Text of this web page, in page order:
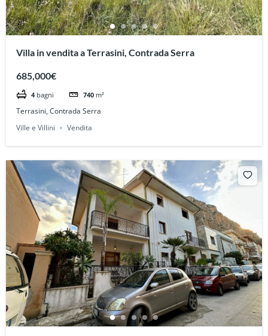
Villa in vendita a Terrasini, Contrada Serra
685,000€
4 bagni 740 m²
Terrasini, Contrada Serra
Ville e Villini
Vendita